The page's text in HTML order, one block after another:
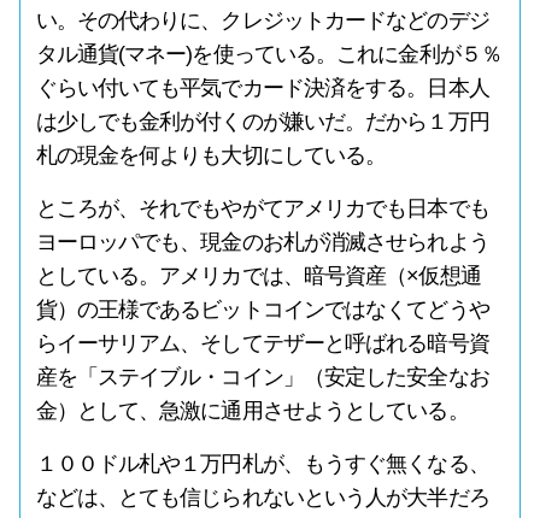
い。その代わりに、クレジットカードなどのデジ
タル通貨(マネー)を使っている。これに金利が５％
ぐらい付いても平気でカード決済をする。日本人
は少しでも金利が付くのが嫌いだ。だから１万円
札の現金を何よりも大切にしている。
ところが、それでもやがてアメリカでも日本でも
ヨーロッパでも、現金のお札が消滅させられよう
としている。アメリカでは、暗号資産（×仮想通
貨）の王様であるビットコインではなくてどうや
らイーサリアム、そしてテザーと呼ばれる暗号資
産を「ステイブル・コイン」（安定した安全なお
金）として、急激に通用させようとしている。
１００ドル札や１万円札が、もうすぐ無くなる、
などは、とても信じられないという人が大半だろ